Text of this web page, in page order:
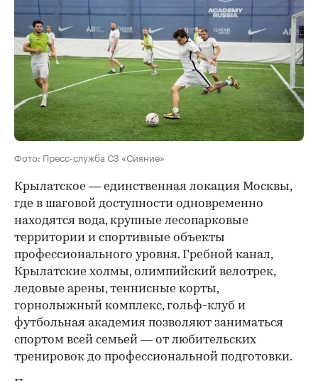
Фото: Пресс-служба СЗ «Сияние»
Крылатское — единственная локация Москвы,
где в шаговой доступности одновременно
находятся вода, крупные лесопарковые
территории и спортивные объекты
профессионального уровня. Гребной канал,
Крылатские холмы, олимпийский велотрек,
ледовые арены, теннисные корты,
горнолыжный комплекс, гольф-клуб и
футбольная академия позволяют заниматься
спортом всей семьей — от любительских
тренировок до профессиональной подготовки.